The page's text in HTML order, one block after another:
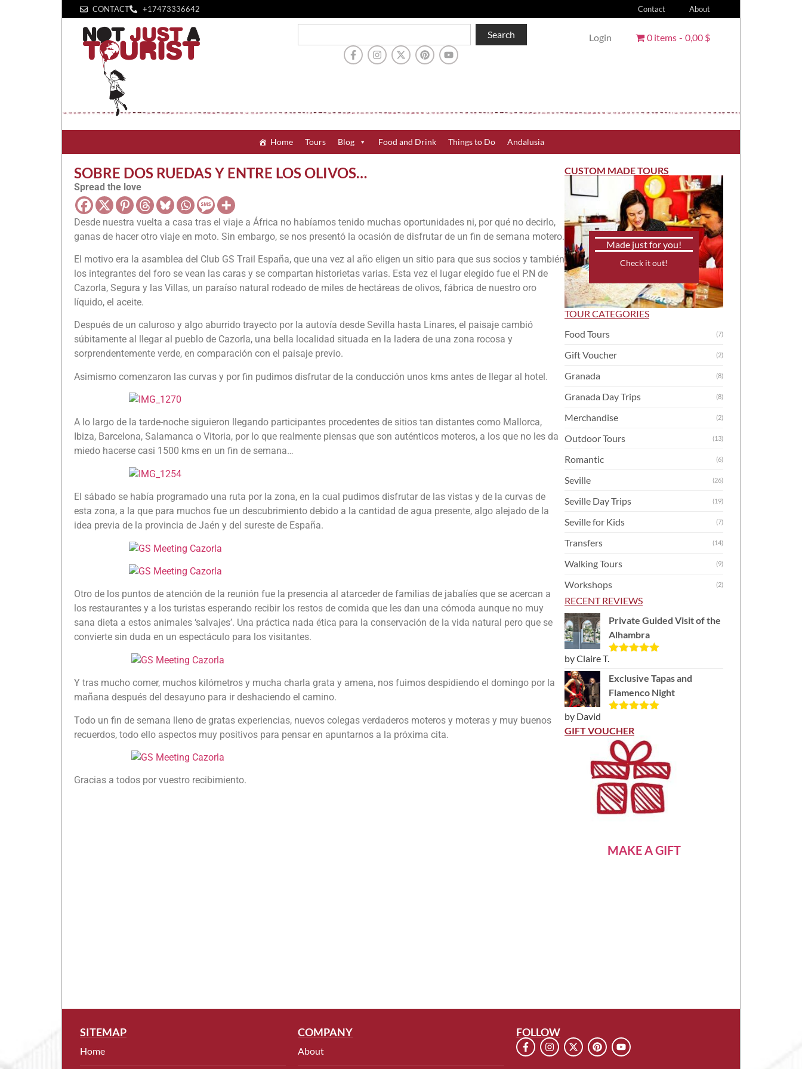
CONTACT +1‪7473336642‬ Contact About
Search Login 0 items 0,00 $
Home Tours Blog Food and Drink Things to Do Andalusia
SOBRE DOS RUEDAS Y ENTRE LOS OLIVOS…
Spread the love
Desde nuestra vuelta a casa tras el viaje a África no habíamos tenido muchas oportunidades ni, por qué no decirlo,
ganas de hacer otro viaje en moto. Sin embargo, se nos presentó la ocasión de disfrutar de un fin de semana motero.
El motivo era la asamblea del Club GS Trail España, que una vez al año eligen un sitio para que sus socios y también
los integrantes del foro se vean las caras y se compartan historietas varias. Esta vez el lugar elegido fue el P.N de
Cazorla, Segura y las Villas, un paraíso natural rodeado de miles de hectáreas de olivos, fábrica de nuestro oro
líquido, el aceite.
Después de un caluroso y algo aburrido trayecto por la autovía desde Sevilla hasta Linares, el paisaje cambió
súbitamente al llegar al pueblo de Cazorla, una bella localidad situada en la ladera de una zona rocosa y
sorprendentemente verde, en comparación con el paisaje previo.
Asimismo comenzaron las curvas y por fin pudimos disfrutar de la conducción unos kms antes de llegar al hotel.
A lo largo de la tarde-noche siguieron llegando participantes procedentes de sitios tan distantes como Mallorca,
Ibiza, Barcelona, Salamanca o Vitoria, por lo que realmente piensas que son auténticos moteros, a los que no les da
miedo hacerse casi 1500 kms en un fin de semana…
El sábado se había programado una ruta por la zona, en la cual pudimos disfrutar de las vistas y de la curvas de
esta zona, a la que para muchos fue un descubrimiento debido a la cantidad de agua presente, algo alejado de la
idea previa de la provincia de Jaén y del sureste de España.
Otro de los puntos de atención de la reunión fue la presencia al atarceder de familias de jabalíes que se acercan a
los restaurantes y a los turistas esperando recibir los restos de comida que les dan una cómoda aunque no muy
sana dieta a estos animales ‘salvajes’. Una práctica nada ética para la conservación de la vida natural pero que se
convierte sin duda en un espectáculo para los visitantes.
Y tras mucho comer, muchos kilómetros y mucha charla grata y amena, nos fuimos despidiendo el domingo por la
mañana después del desayuno para ir deshaciendo el camino.
Todo un fin de semana lleno de gratas experiencias, nuevos colegas verdaderos moteros y moteras y muy buenos
recuerdos, todo ello aspectos muy positivos para pensar en apuntarnos a la próxima cita.
Gracias a todos por vuestro recibimiento.
CUSTOM MADE TOURS
Made just for you!
Check it out!
TOUR CATEGORIES
Food Tours
(7)
Gift Voucher (2)
Granada (8)
Granada Day Trips (8)
Merchandise (2)
Outdoor Tours (13)
Romantic (6)
Seville (26)
Seville Day Trips (19)
Seville for Kids (7)
Transfers (14)
Walking Tours (9)
Workshops (2)
RECENT REVIEWS
Private Guided Visit of the
Alhambra
Rated
by Claire T.
Exclusive Tapas and
Flamenco Night
of 5
by David
GIFT VOUCHER
MAKE A GIFT
SITEMAP
Home
COMPANY
About
FOLLOW